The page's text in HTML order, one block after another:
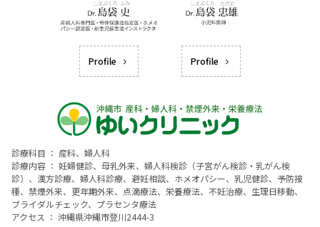
Profile Profile
診療科目 ： 産科、婦人科
診療内容 ： 妊婦健診、母乳外来、婦人科検診（子宮がん検診・乳がん検
診）、漢方診療、婦人科診療、避妊相談、ホメオパシー、乳児健診、予防接
種、禁煙外来、更年期外来、点滴療法、栄養療法、不妊治療、生理日移動、
ブライダルチェック、プラセンタ療法
アクセス ： 沖縄県沖縄市登川2444-3